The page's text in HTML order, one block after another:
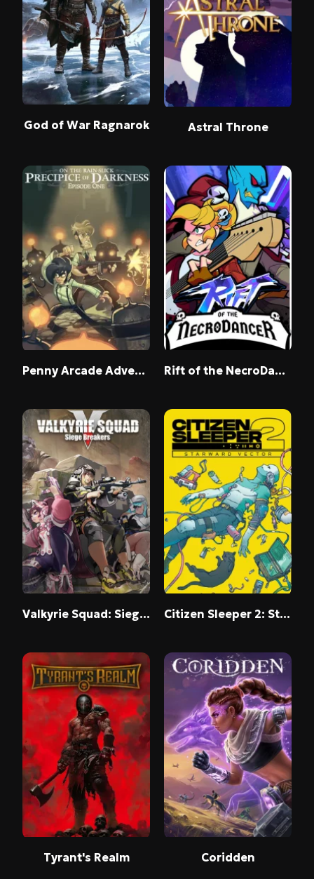
God of War Ragnarok Astral Throne
Penny Arcade Adventures: On the Rain-Slick Precipice of Darkness, Episode One + Two / Над пропастью во тьме. Часть 1 + 2 Rift of the NecroDancer
Valkyrie Squad: Siege Breakers Citizen Sleeper 2: Starward Vector
Tyrant's Realm Coridden